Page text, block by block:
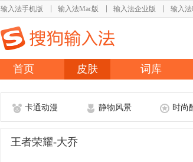
输入法手机版 输入法Mac版 输入法企业版 输入法
首页 皮肤 词库
卡通动漫 静物风景 时尚
王者荣耀-大乔